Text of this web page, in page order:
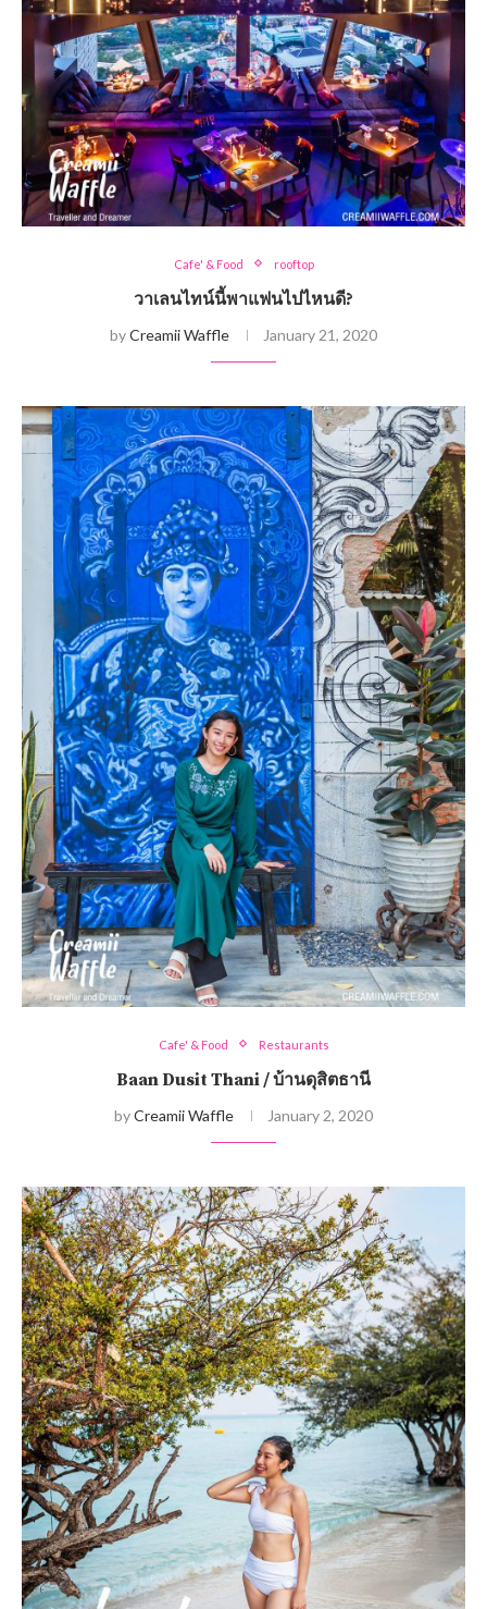
Cafe' & Food rooftop
วาเลนไทน์นี้พาแฟนไปไหนดี?
byCreamii Waffle January 21, 2020
Cafe' & Food Restaurants
Baan Dusit Thani / บ้านดุสิตธานี
byCreamii Waffle January 2, 2020